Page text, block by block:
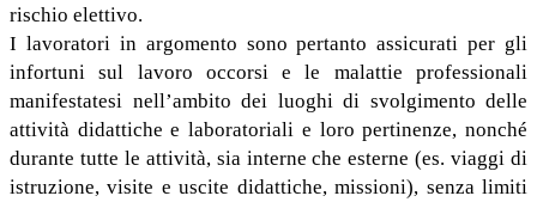
rischio elettivo.
I lavoratori in argomento sono pertanto assicurati per gli
infortuni sul lavoro occorsi e le malattie professionali
manifestatesi nell’ambito dei luoghi di svolgimento delle
attività didattiche e laboratoriali e loro pertinenze, nonché
durante tutte le attività, sia interne che esterne (es. viaggi di
istruzione, visite e uscite didattiche, missioni), senza limiti